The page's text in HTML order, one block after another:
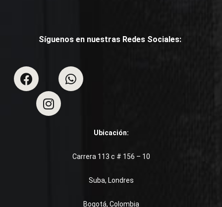
Síguenos en nuestras Redes Sociales:
Ubicación:
Carrera 113 c # 156 – 10
Suba, Londres
Bogotá, Colombia